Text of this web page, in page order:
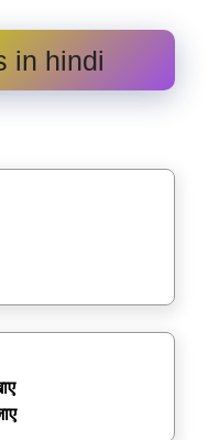
in hindi